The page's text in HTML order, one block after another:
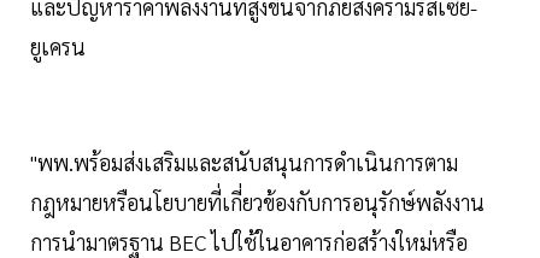
และปัญหาราคาพลังงานที่สูงขึ้นจากภัยสงครามรัสเซีย-
ยูเครน
"พพ.พร้อมส่งเสริมและสนับสนุนการดำเนินการตาม
กฎหมายหรือนโยบายที่เกี่ยวข้องกับการอนุรักษ์พลังงาน
การนำมาตรฐาน BEC ไปใช้ในอาคารก่อสร้างใหม่หรือ